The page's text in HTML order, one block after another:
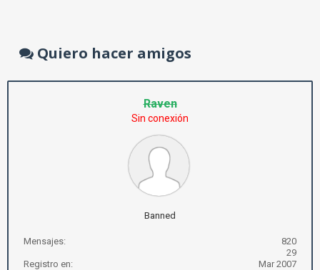
Quiero hacer amigos
Raven
Sin conexión
Banned
Mensajes:
820
29
Registro en:
Mar 2007